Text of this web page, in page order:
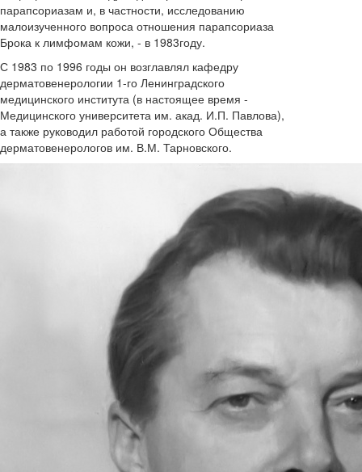
парапсориазам и, в частности, исследованию
малоизученного вопроса отношения парапсориаза
Брока к лимфомам кожи, - в 1983году.
С 1983 по 1996 годы он возглавлял кафедру
дерматовенерологии 1-го Ленинградского
медицинского института (в настоящее время -
Медицинского университета им. акад. И.П. Павлова),
а также руководил работой городского Общества
дерматовенерологов им. В.М. Тарновского.